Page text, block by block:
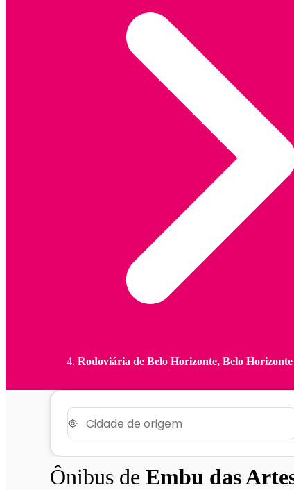
Rodoviária de Belo Horizonte, Belo
Ônibus de Embu das